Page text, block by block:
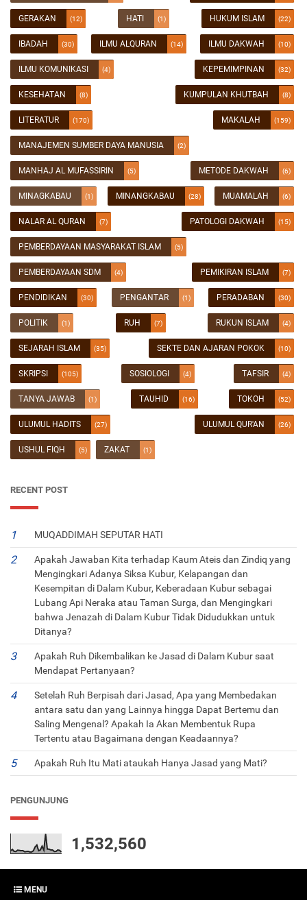
GERAKAN (12) HATI (1) HUKUM ISLAM (22)
IBADAH (30) ILMU ALQURAN (14) ILMU DAKWAH (10)
ILMU KOMUNIKASI (4) KEPEMIMPINAN (32)
KESEHATAN (8) KUMPULAN KHUTBAH (8)
LITERATUR (170) MAKALAH (159)
MANAJEMEN SUMBER DAYA MANUSIA (2)
MANHAJ AL MUFASSIRIN (5) METODE DAKWAH (6)
MINAGKABAU (1) MINANGKABAU (28) MUAMALAH (6)
NALAR AL QURAN (7) PATOLOGI DAKWAH (15)
PEMBERDAYAAN MASYARAKAT ISLAM (5)
PEMBERDAYAAN SDM (4) PEMIKIRAN ISLAM (7)
PENDIDIKAN (30) PENGANTAR (1) PERADABAN (30)
POLITIK (1) RUH (7) RUKUN ISLAM (4)
SEJARAH ISLAM (35) SEKTE DAN AJARAN POKOK (10)
SKRIPSI (105) SOSIOLOGI (4) TAFSIR (4)
TANYA JAWAB (1) TAUHID (16) TOKOH (52)
ULUMUL HADITS (27) ULUMUL QUR'AN (26)
USHUL FIQH (5) ZAKAT (1)
RECENT POST
MUQADDIMAH SEPUTAR HATI
Apakah Jawaban Kita terhadap Kaum Ateis dan Zindiq yang
Mengingkari Adanya Siksa Kubur, Kelapangan dan
Kesempitan di Dalam Kubur, Keberadaan Kubur sebagai
Lubang Api Neraka atau Taman Surga, dan Mengingkari
bahwa Jenazah di Dalam Kubur Tidak Didudukkan untuk
Ditanya?
Apakah Ruh Dikembalikan ke Jasad di Dalam Kubur saat
Mendapat Pertanyaan?
Setelah Ruh Berpisah dari Jasad, Apa yang Membedakan
antara satu dan yang Lainnya hingga Dapat Bertemu dan
Saling Mengenal? Apakah Ia Akan Membentuk Rupa
Tertentu atau Bagaimana dengan Keadaannya?
Apakah Ruh Itu Mati ataukah Hanya Jasad yang Mati?
PENGUNJUNG
1,532,560
MENU